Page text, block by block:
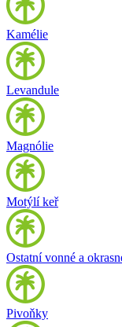
Kamélie
Levandule
Magnólie
Motýlí keř
Ostatní vonné a
Pivoňky